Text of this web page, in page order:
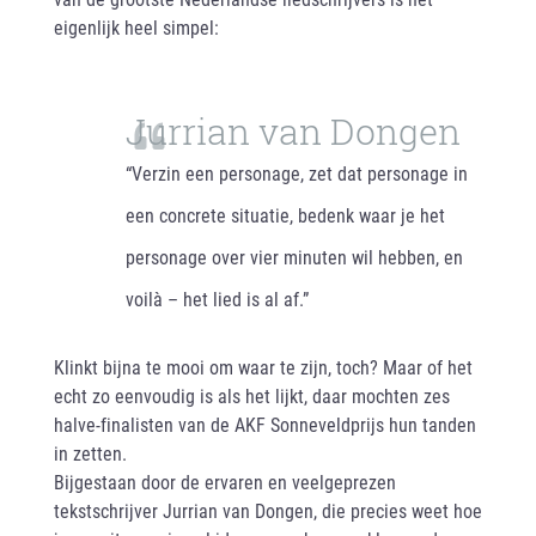
eigenlijk heel simpel:
Jurrian van Dongen
“Verzin een personage, zet dat personage in
een concrete situatie, bedenk waar je het
personage over vier minuten wil hebben, en
voilà – het lied is al af.”
Klinkt bijna te mooi om waar te zijn, toch? Maar of het
echt zo eenvoudig is als het lijkt, daar mochten zes
halve-finalisten van de AKF Sonneveldprijs hun tanden
in zetten.
Bijgestaan door de ervaren en veelgeprezen
tekstschrijver Jurrian van Dongen, die precies weet hoe